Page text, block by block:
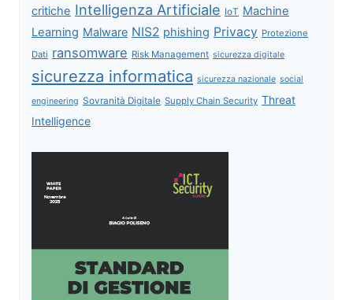
critiche Intelligenza Artificiale IoT Machine
Learning Malware NIS2 phishing Privacy Protezione
Dati ransomware Risk Management sicurezza digitale
sicurezza informatica sicurezza nazionale social
engineering Sovranità Digitale Supply Chain Security Threat
Intelligence